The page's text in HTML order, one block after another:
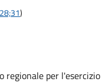
)
regionale per l'esercizio